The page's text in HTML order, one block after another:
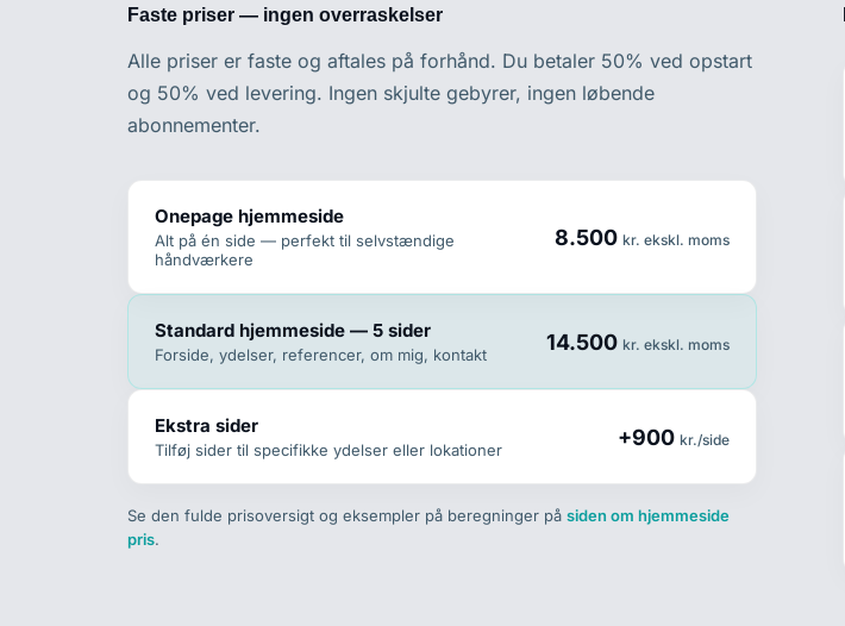
Faste priser — ingen overraskelser
Alle priser er faste og aftales på forhånd. Du betaler 50% ved opstart
og 50% ved levering. Ingen skjulte gebyrer, ingen løbende
abonnementer.
Onepage hjemmeside
Alt på én side — perfekt til selvstændige
håndværkere
8.500 kr. ekskl. moms
Standard hjemmeside — 5 sider
Forside, ydelser, referencer, om mig, kontakt
14.500 kr. ekskl. moms
Ekstra sider
Tilføj sider til specifikke ydelser eller lokationer
+900 kr./side
Se den fulde prisoversigt og eksempler på beregninger påsiden om hjemmeside
pris.